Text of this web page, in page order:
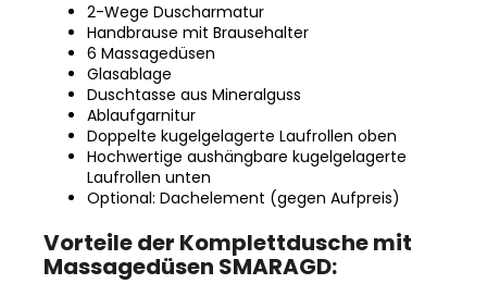
2-Wege Duscharmatur
Handbrause mit Brausehalter
6 Massagedüsen
Glasablage
Duschtasse aus Mineralguss
Ablaufgarnitur
Doppelte kugelgelagerte Laufrollen oben
Hochwertige aushängbare kugelgelagerte
Laufrollen unten
Optional: Dachelement (gegen Aufpreis)
Vorteile der Komplettdusche mit
Massagedüsen SMARAGD: